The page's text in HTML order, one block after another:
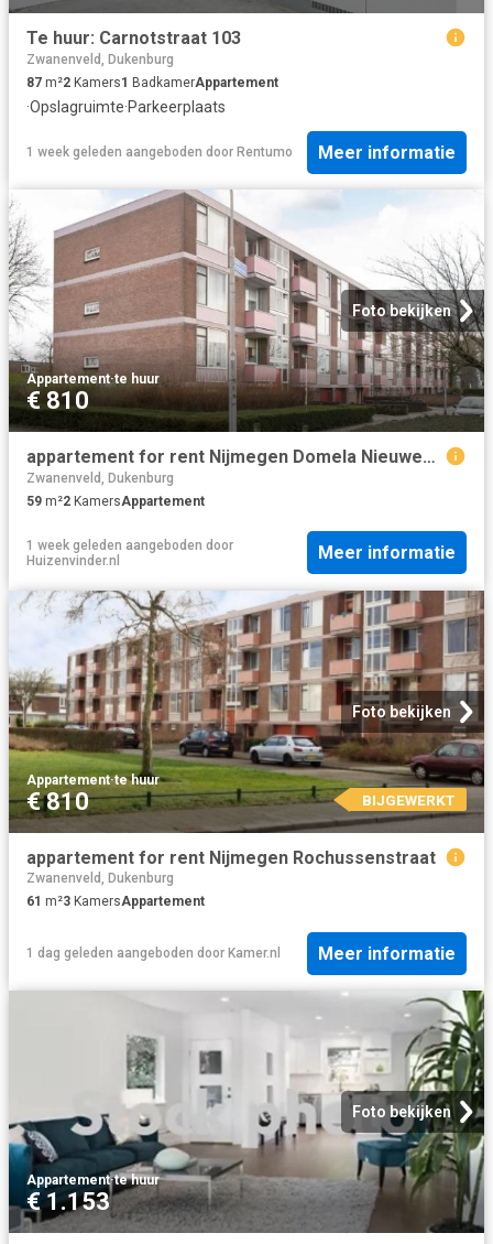
Te huur: Carnotstraat 103
Zwanenveld, Dukenburg
87 m²2 Kamers1 BadkamerAppartement
·Opslagruimte·Parkeerplaats
1 week geleden aangeboden door Rentumo Meer informatie
Foto bekijken
Appartement·te huur
€ 810
appartement for rent Nijmegen Domela Nieuwenhuisstraat
Zwanenveld, Dukenburg
59 m²2 KamersAppartement
1 week geleden aangeboden door
Huizenvinder.nl
Meer informatie
Foto bekijken
Appartement·te huur
€ 810 BIJGEWERKT
appartement for rent Nijmegen Rochussenstraat
Zwanenveld, Dukenburg
61 m²3 KamersAppartement
1 dag geleden aangeboden door Kamer.nl Meer informatie
Foto bekijken
Appartement·te huur
€ 1.153